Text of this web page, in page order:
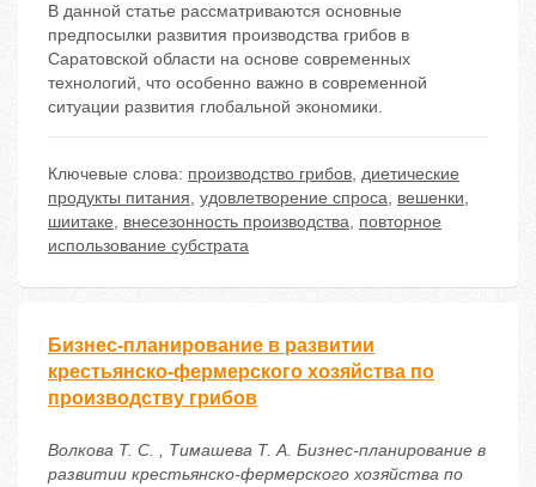
В данной статье рассматриваются основные
предпосылки развития производства грибов в
Саратовской области на основе современных
технологий, что особенно важно в современной
ситуации развития глобальной экономики.
Ключевые слова: производство грибов, диетические
продукты питания, удовлетворение спроса, вешенки,
шиитаке, внесезонность производства, повторное
использование субстрата
Бизнес-планирование в развитии
крестьянско-фермерского хозяйства по
производству грибов
Волкова Т. С. , Тимашева Т. А. Бизнес-планирование в
развитии крестьянско-фермерского хозяйства по